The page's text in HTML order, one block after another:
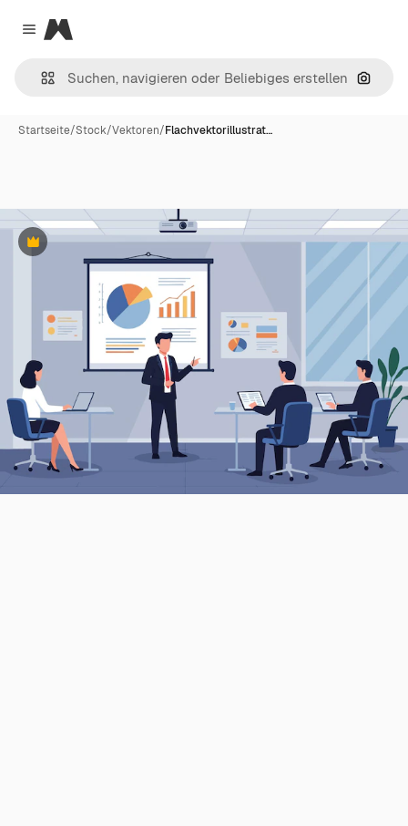
Close menu
Magnific
Nach
Startseite/Stock/Vektoren/Flachvektorillustrat…
Premium